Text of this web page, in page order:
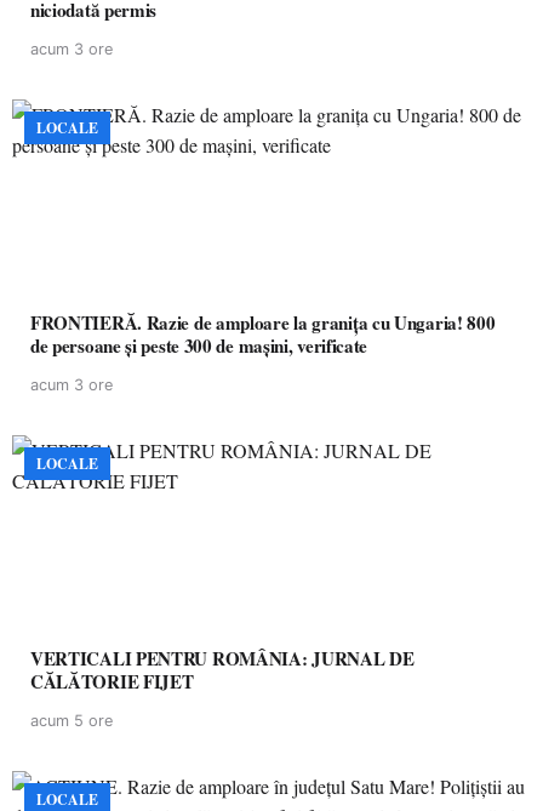
niciodată permis
acum 3 ore
LOCALE
FRONTIERĂ. Razie de amploare la granița cu Ungaria! 800
de persoane și peste 300 de mașini, verificate
acum 3 ore
LOCALE
VERTICALI PENTRU ROMÂNIA: JURNAL DE
CĂLĂTORIE FIJET
acum 5 ore
LOCALE